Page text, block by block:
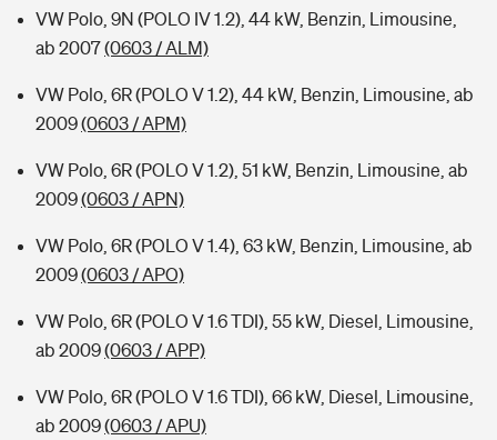
VW Polo, 9N (POLO IV 1.2), 44 kW, Benzin, Limousine,
ab 2007(0603 / ALM)
VW Polo, 6R (POLO V 1.2), 44 kW, Benzin, Limousine, ab
2009(0603 / APM)
VW Polo, 6R (POLO V 1.2), 51 kW, Benzin, Limousine, ab
2009(0603 / APN)
VW Polo, 6R (POLO V 1.4), 63 kW, Benzin, Limousine, ab
2009(0603 / APO)
VW Polo, 6R (POLO V 1.6 TDI), 55 kW, Diesel, Limousine,
ab 2009(0603 / APP)
VW Polo, 6R (POLO V 1.6 TDI), 66 kW, Diesel, Limousine,
ab 2009(0603 / APU)